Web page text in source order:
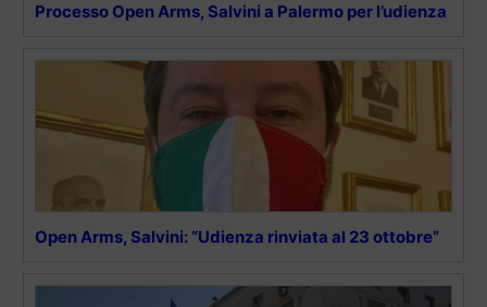
Processo Open Arms, Salvini a Palermo per l’udienza
Open Arms, Salvini: “Udienza rinviata al 23 ottobre”